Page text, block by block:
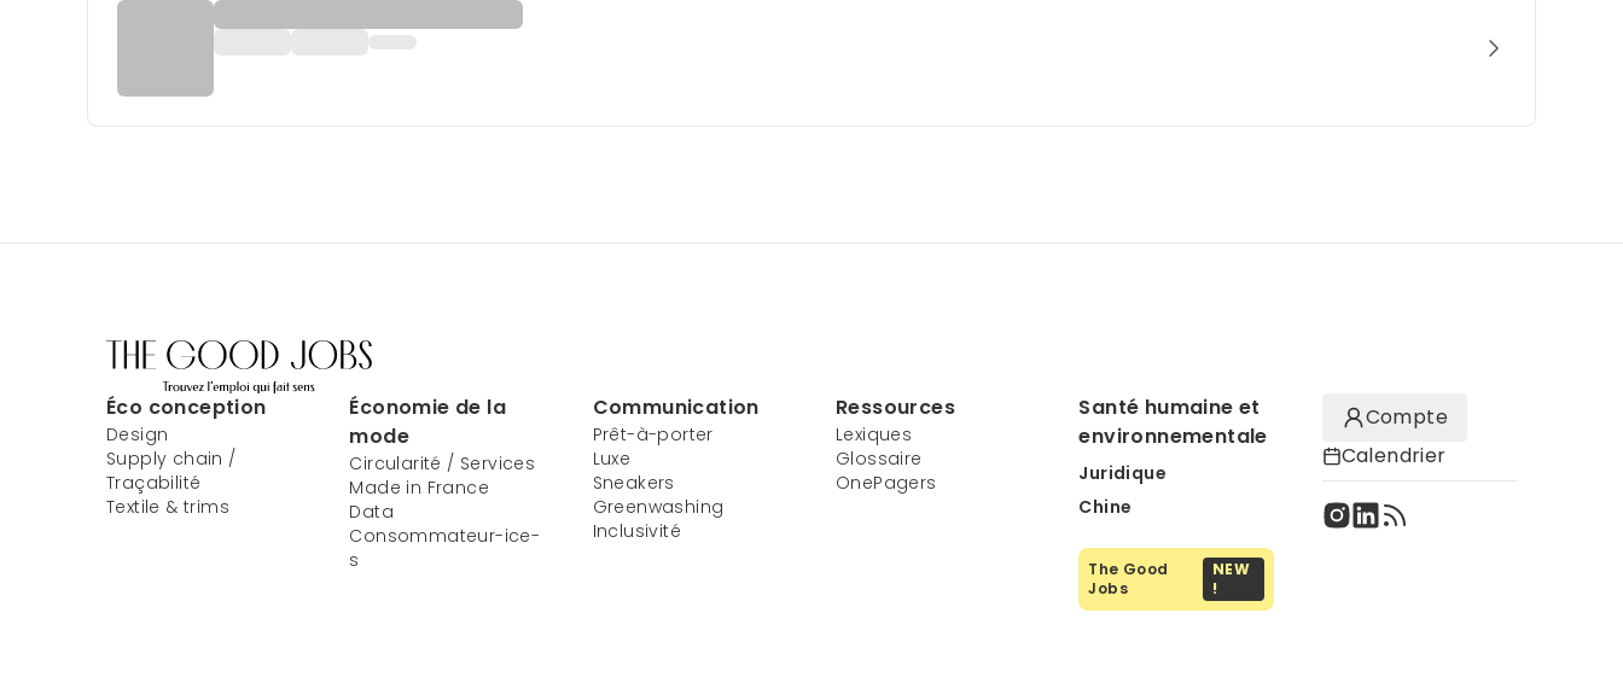
Éco conception
Design
Supply chain /
Traçabilité
Textile & trims
Économie de la
mode
Circularité / Services
Made in France
Data
Consommateur-ice-
s
Communication
Prêt-à-porter
Luxe
Sneakers
Greenwashing
Inclusivité
Ressources
Lexiques
Glossaire
OnePagers
Santé humaine et
environnementale
Juridique
Chine
The Good
Jobs
NEW
!
Compte
Calendrier